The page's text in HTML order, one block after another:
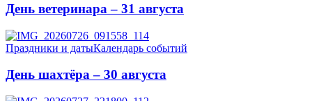
День ветеринара – 31 августа
Праздники и датыКалендарь событий
День шахтёра – 30 августа